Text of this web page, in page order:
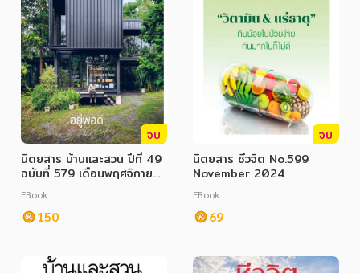
จบ
นิตยสาร บ้านและสวน ปีที่ 49
ฉบับที่ 579 เดือนพฤศจิกายน
2567
EBook
150
จบ
นิตยสาร ชีวจิต No.599
November 2024
EBook
69